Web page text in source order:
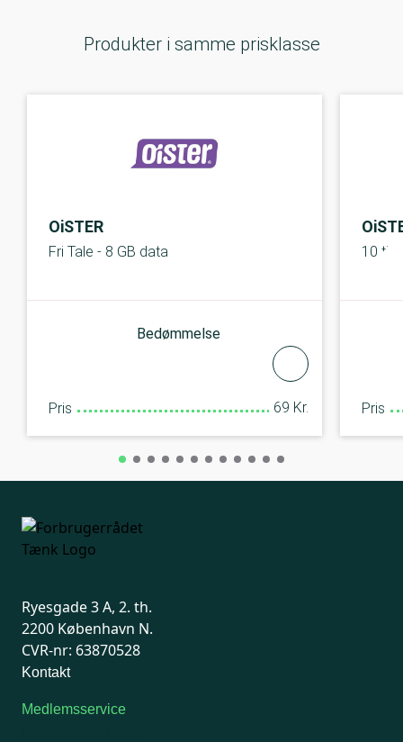
Produkter i samme prisklasse
OiSTER
Fri Tale - 8 GB data
Bedømmelse
Pris 69 Kr.
10
Pris
Ryesgade 3 A, 2. th.
2200 København N.
CVR-nr: 63870528
Kontakt
Medlemsservice